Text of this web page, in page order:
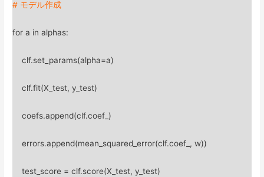
# モデル作成
for a in alphas:
clf.set_params(alpha=a)
clf.fit(X_test, y_test)
coefs.append(clf.coef_)
errors.append(mean_squared_error(clf.coef_, w))
test_score = clf.score(X_test, y_test)